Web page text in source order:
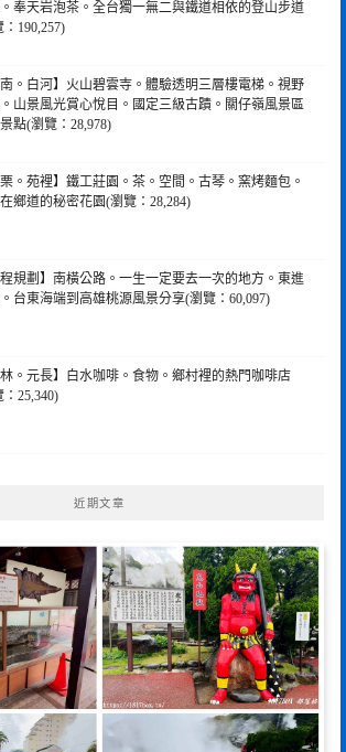
奉天岩泡茶。全台獨一無二與鐵道相依的登山步道
：190,257)
南。白河】火山碧雲寺。體驗透明三層樓電梯。視野
山景風光賞心悅目。國定三級古蹟。關仔嶺風景區
點(瀏覽：28,978)
栗。苑裡】鐵工莊園。茶。空間。古琴。窯烤麵包。
鄉道的秘密花園(瀏覽：28,284)
程規劃】南橫公路。一生一定要去一次的地方。東進
台東海端到高雄桃源風景分享(瀏覽：60,097)
林。元長】白水咖啡。食物。鄉村裡的熱門咖啡店
：25,340)
近期文章